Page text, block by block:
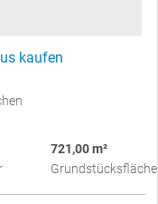
kaufen
721,00 m²
Grundstücksfläche